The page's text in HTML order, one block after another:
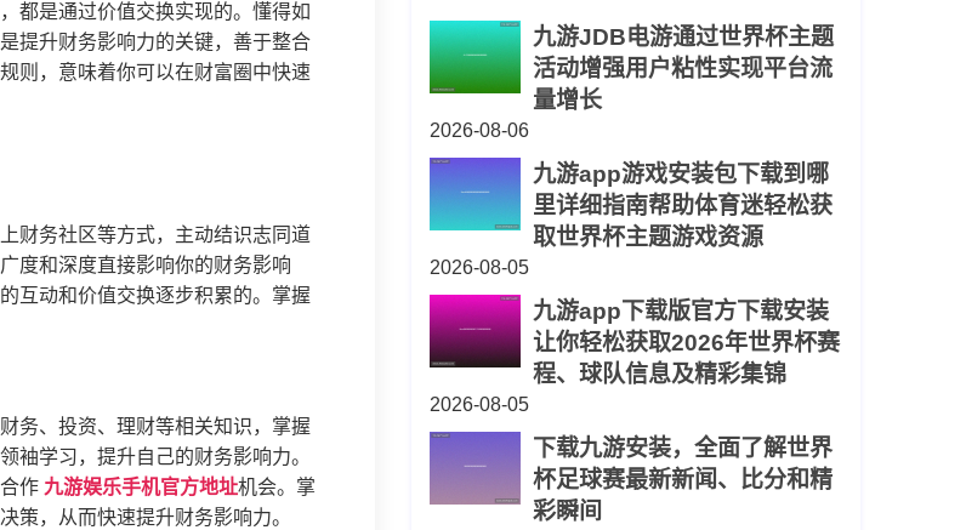
都是通过价值交换实现的。懂得如
提升财务影响力的关键，善于整合
则，意味着你可以在财富圈中快速
财务社区等方式，主动结识志同道
度和深度直接影响你的财务影响
互动和价值交换逐步积累的。掌握
务、投资、理财等相关知识，掌握
袖学习，提升自己的财务影响力。
作 九游娱乐手机官方地址机会。掌
策，从而快速提升财务影响力。
九游JDB电游通过世界杯主题
活动增强用户粘性实现平台流
量增长
2026-08-06
九游app游戏安装包下载到哪
里详细指南帮助体育迷轻松获
取世界杯主题游戏资源
2026-08-05
九游app下载版官方下载安装
让你轻松获取2026年世界杯赛
程、球队信息及精彩集锦
2026-08-05
下载九游安装，全面了解世界
杯足球赛最新新闻、比分和精
彩瞬间